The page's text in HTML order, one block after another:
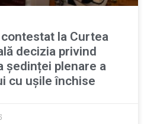
la Curtea
decizia privind
ședinței plenare a
cu ușile închise